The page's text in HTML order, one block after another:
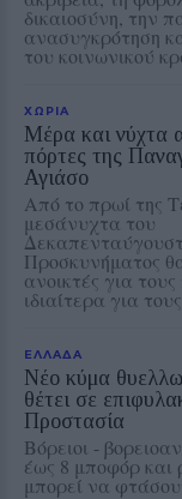
δικαιοσύνη, την
ανασυγκρότηση
του κοινωνικού
ΧΩΡΙΑ
Μέρα και νύχτα
πόρτες της
Αγιάσο
Από το πρωί της
μεσάνυχτα του
Προσκυνήματος
ανοικτές για τους
ιδιαίτερα για
ΕΛΛΑΔΑ
Νέο κύμα
θέτει σε
Προστασία
Βόρειοι -
έως 8 μποφόρ και
μπορεί να